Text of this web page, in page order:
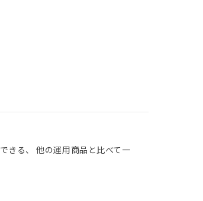
きる、 他の運用商品と比べて一